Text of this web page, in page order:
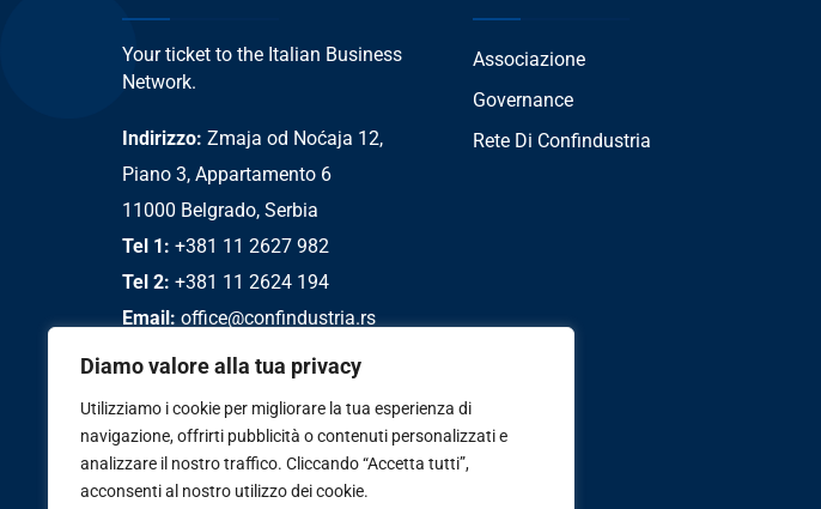
Diamo valore alla tua privacy
Utilizziamo i cookie per migliorare la tua esperienza di
navigazione, offrirti pubblicità o contenuti personalizzati e
analizzare il nostro traffico. Cliccando “Accetta tutti”,
acconsenti al nostro utilizzo dei cookie.
Your ticket to the Italian Business
Network.
Indirizzo: Zmaja od Noćaja 12,
Piano 3, Appartamento 6
11000 Belgrado, Serbia
Tel 1: +381 11 2627 982
Tel 2: +381 11 2624 194
Email: office@confindustria.rs
Associazione
Governance
Rete Di Confindustria